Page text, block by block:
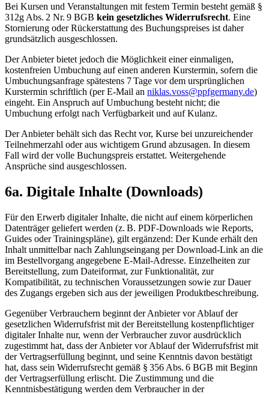
Bei Kursen und Veranstaltungen mit festem Termin besteht gemäß §
312g Abs. 2 Nr. 9 BGB kein gesetzliches Widerrufsrecht. Eine
Stornierung oder Rückerstattung des Buchungspreises ist daher
grundsätzlich ausgeschlossen.
Der Anbieter bietet jedoch die Möglichkeit einer einmaligen,
kostenfreien Umbuchung auf einen anderen Kurstermin, sofern die
Umbuchungsanfrage spätestens 7 Tage vor dem ursprünglichen
Kurstermin schriftlich (per E-Mail an niklas.voss@ppfgermany.de)
eingeht. Ein Anspruch auf Umbuchung besteht nicht; die
Umbuchung erfolgt nach Verfügbarkeit und auf Kulanz.
Der Anbieter behält sich das Recht vor, Kurse bei unzureichender
Teilnehmerzahl oder aus wichtigem Grund abzusagen. In diesem
Fall wird der volle Buchungspreis erstattet. Weitergehende
Ansprüche sind ausgeschlossen.
6a. Digitale Inhalte (Downloads)
Für den Erwerb digitaler Inhalte, die nicht auf einem körperlichen
Datenträger geliefert werden (z. B. PDF-Downloads wie Reports,
Guides oder Trainingspläne), gilt ergänzend: Der Kunde erhält den
Inhalt unmittelbar nach Zahlungseingang per Download-Link an die
im Bestellvorgang angegebene E-Mail-Adresse. Einzelheiten zur
Bereitstellung, zum Dateiformat, zur Funktionalität, zur
Kompatibilität, zu technischen Voraussetzungen sowie zur Dauer
des Zugangs ergeben sich aus der jeweiligen Produktbeschreibung.
Gegenüber Verbrauchern beginnt der Anbieter vor Ablauf der
gesetzlichen Widerrufsfrist mit der Bereitstellung kostenpflichtiger
digitaler Inhalte nur, wenn der Verbraucher zuvor ausdrücklich
zugestimmt hat, dass der Anbieter vor Ablauf der Widerrufsfrist mit
der Vertragserfüllung beginnt, und seine Kenntnis davon bestätigt
hat, dass sein Widerrufsrecht gemäß § 356 Abs. 6 BGB mit Beginn
der Vertragserfüllung erlischt. Die Zustimmung und die
Kenntnisbestätigung werden dem Verbraucher in der